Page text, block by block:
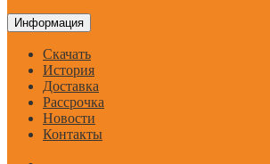
Информация
Скачать
История
Доставка
Рассрочка
Новости
Контакты